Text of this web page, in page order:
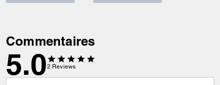
Commentaires
5.02 Reviews